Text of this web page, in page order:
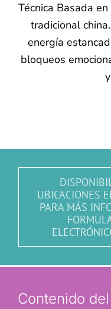
Técnica Basada
tradicional
energía
bloqueos
UBICACIONES
PARA MÁS
Contenido